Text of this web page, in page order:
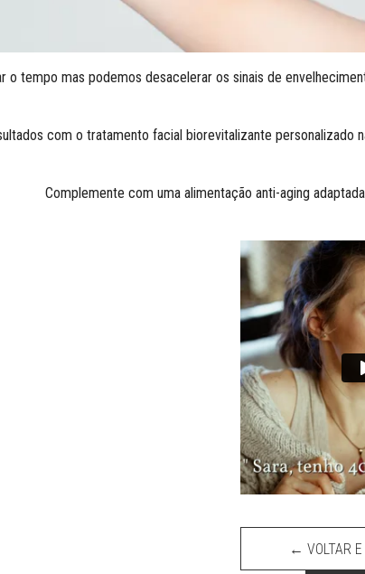
o tempo mas podemos desacelerar os sinais de
com o tratamento facial biorevitalizante personalizado
Complemente com uma alimentação anti-aging
← VOLTAR E